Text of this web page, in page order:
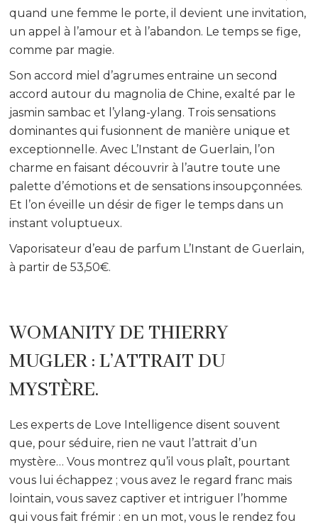
quand une femme le porte, il devient une invitation,
un appel à l’amour et à l’abandon. Le temps se fige,
comme par magie.
Son accord miel d’agrumes entraine un second
accord autour du magnolia de Chine, exalté par le
jasmin sambac et l’ylang-ylang. Trois sensations
dominantes qui fusionnent de manière unique et
exceptionnelle. Avec L’Instant de Guerlain, l’on
charme en faisant découvrir à l’autre toute une
palette d’émotions et de sensations insoupçonnées.
Et l’on éveille un désir de figer le temps dans un
instant voluptueux.
Vaporisateur d’eau de parfum L’Instant de Guerlain,
à partir de 53,50€.
WOMANITY DE THIERRY
MUGLER : L’ATTRAIT DU
MYSTÈRE.
Les experts de Love Intelligence disent souvent
que, pour séduire, rien ne vaut l’attrait d’un
mystère… Vous montrez qu’il vous plaît, pourtant
vous lui échappez ; vous avez le regard franc mais
lointain, vous savez captiver et intriguer l’homme
qui vous fait frémir : en un mot, vous le rendez fou